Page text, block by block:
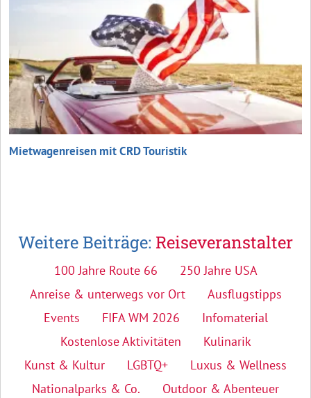
Mietwagenreisen mit CRD Touristik
Weitere Beiträge: Reiseveranstalter
100 Jahre Route 66
250 Jahre USA
Anreise & unterwegs vor Ort
Ausflugstipps
Events
FIFA WM 2026
Infomaterial
Kostenlose Aktivitäten
Kulinarik
Kunst & Kultur
LGBTQ+
Luxus & Wellness
Nationalparks & Co.
Outdoor & Abenteuer